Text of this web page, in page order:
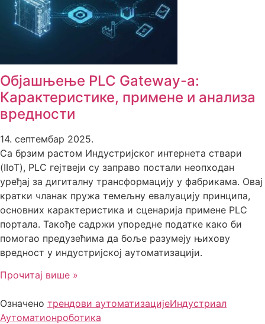
Објашњење PLC Gateway-а:
Карактеристике, примене и анализа
вредности
14. септембар 2025.
Са брзим растом Индустријског интернета ствари
(IIoT), PLC гејтвеји су заправо постали неопходан
уређај за дигиталну трансформацију у фабрикама. Овај
кратки чланак пружа темељну евалуацију принципа,
основних карактеристика и сценарија примене PLC
портала. Такође садржи упоредне податке како би
помогао предузећима да боље разумеју њихову
вредност у индустријској аутоматизацији.
Прочитај више »
Означено трендови аутоматизацијеИндустриал
Аутоматионроботика